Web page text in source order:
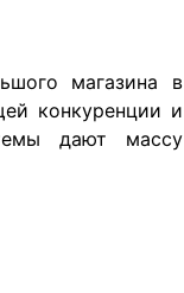
магазина в
конкуренции и
дают массу